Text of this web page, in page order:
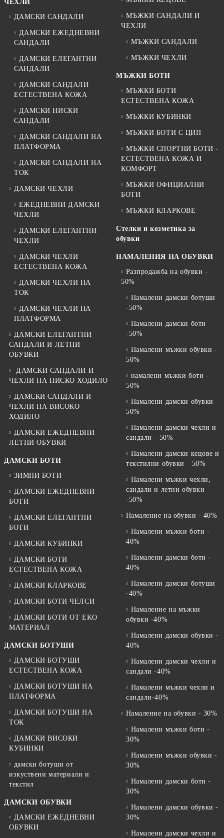
ЧЕХЛИ
ДАМСКИ САНДАЛИ
ДАМСКИ ЕЖЕДНЕВНИ
САНДАЛИ
ДАМСКИ ЕЛЕГАНТНИ
САНДАЛИ
ДАМСКИ САНДАЛИ
ЕСТЕСТВЕНА КОЖА
ДАМСКИ НИСКИ
САНДАЛИ
ДАМСКИ САНДАЛИ НА
ПЛАТФОРМА
ДАМСКИ САНДАЛИ НА
ТОК
ДАМСКИ ЧЕХЛИ
ЕЖЕДНЕВНИ ДАМСКИ
ЧЕХЛИ
ДАМСКИ ЕЛЕГАНТНИ
ЧЕХЛИ
ДАМСКИ ЧЕХЛИ
ЕСТЕСТВЕНА КОЖА
ДАМСКИ ЧЕХЛИ НА
ТОК
ДАМСКИ ЧЕХЛИ НА
ПЛАТФОРМА
ДАМСКИ ЕЛЕГАНТНИ
САНДАЛИ И ЛЕТНИ
ОБУВКИ
ДАМСКИ САНДАЛИ И
ЧЕХЛИ НА НИСКО ХОДИЛО
ДАМСКИ САНДАЛИ И
ЧЕХЛИ НА ВИСОКО
ХОДИЛО
ДАМСКИ ЕЖЕДНЕВНИ
ЛЕТНИ ОБУВКИ
ДАМСКИ БОТИ
ЗИМНИ БОТИ
ДАМСКИ ЕЖЕДНЕВНИ
БОТИ
ДАМСКИ ЕЛЕГАНТНИ
БОТИ
ДАМСКИ КУБИНКИ
ДАМСКИ БОТИ
ЕСТЕСТВЕНА КОЖА
ДАМСКИ КЛАРКОВЕ
ДАМСКИ БОТИ ЧЕЛСИ
ДАМСКИ БОТИ ОТ EKO
МАТЕРИАЛ
ДАМСКИ БОТУШИ
ДАМСКИ БОТУШИ
ЕСТЕСТВЕНА КОЖА
ДАМСКИ БОТУШИ НА
ПЛАТФОРМА
ДАМСКИ БОТУШИ НА
ТОК
ДАМСКИ ВИСОКИ
КУБИНКИ
дамски ботуши от
изкуствени материали и
текстил
ДАМСКИ ОБУВКИ
ДАМСКИ ЕЖЕДНЕВНИ
ОБУВКИ
МЪЖКИ САНДАЛИ И
ЧЕХЛИ
МЪЖКИ САНДАЛИ
МЪЖКИ ЧЕХЛИ
МЪЖКИ БОТИ
МЪЖКИ БОТИ
ЕСТЕСТВЕНА КОЖА
МЪЖКИ КУБИНКИ
МЪЖКИ БОТИ С ЦИП
МЪЖКИ СПОРТНИ БОТИ -
ЕСТЕСТВЕНА КОЖА И
КОМФОРТ
МЪЖКИ ОФИЦИАЛНИ
БОТИ
МЪЖКИ КЛАРКОВЕ
Стелки и козметика за
обувки
НАМАЛЕНИЯ НА ОБУВКИ
Разпродажба на обувки -
50%
Намалени дамски ботуши
-50%
Намалени дамски боти
-50%
Намалени мъжки обувки -
50%
намалени мъжки боти -
50%
Намалени дамски обувки -
50%
Намалени дамски чехли и
сандали - 50%
Намалени дамски кецове и
текстилни обувки - 50%
Намалени мъжки чехли,
сандали и летни обувки
-50%
Намаление на обувки - 40%
Намалени мъжки боти -
40%
Намалени дамски боти -
40%
Намалени дамски ботуши
-40%
Намаление на мъжки
обувки -40%
Намалени дамски обувки -
40%
Намалени дамски чехли и
сандали -40%
Намалени мъжки чехли и
сандали-40%
Намаление на обувки - 30%
Намалени мъжки боти -
30%
Намалени мъжки обувки -
30%
Намалени дамски боти -
30%
Намалени дамски обувки -
30%
Намалени дамски чехли и